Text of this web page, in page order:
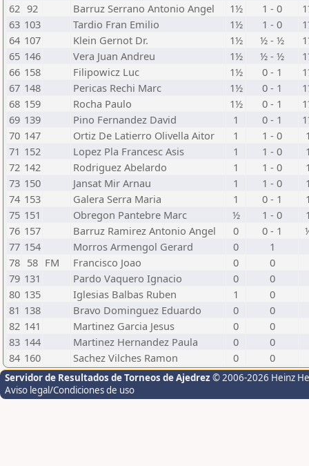
62 92 Barruz Serrano Antonio Angel 1½ 1 - 0
63 103 Tardio Fran Emilio 1½ 1 - 0
64 107 Klein Gernot Dr. 1½ ½ - ½
65 146 Vera Juan Andreu 1½ ½ - ½
66 158 Filipowicz Luc 1½ 0 - 1
67 148 Pericas Rechi Marc 1½ 0 - 1
68 159 Rocha Paulo 1½ 0 - 1
69 139 Pino Fernandez David 1 0 - 1
70 147 Ortiz De Latierro Olivella Aitor 1 1 - 0
71 152 Lopez Pla Francesc Asis 1 1 - 0
72 142 Rodriguez Abelardo 1 1 - 0
73 150 Jansat Mir Arnau 1 1 - 0
74 153 Galera Serra Maria 1 0 - 1
75 151 Obregon Pantebre Marc ½ 1 - 0
76 157 Barruz Ramirez Antonio Angel 0 0 - 1
77 154 Morros Armengol Gerard 0
1
78 58 FM Francisco Joao 0
0
79 131 Pardo Vaquero Ignacio 0
0
80 135 Iglesias Balbas Ruben 1
0
81 138 Bravo Dominguez Eduardo 0
0
82 141 Martinez Garcia Jesus 0
0
83 144 Martinez Hernandez Paula 0
0
84 160 Sachez Vilches Ramon 0 0
Servidor de Resultados de Torneos de Ajedrez © 2006-2026 Heinz
Aviso legal/Condiciones de uso